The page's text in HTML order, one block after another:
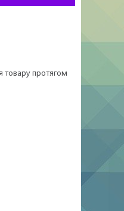
товару протягом